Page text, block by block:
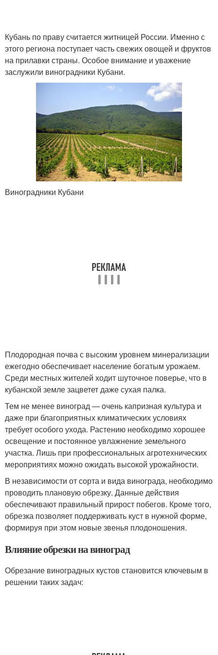
Кубань по праву считается житницей России. Именно с
этого региона поступает часть свежих овощей и фруктов
на прилавки страны. Особое внимание и уважение
заслужили виноградники Кубани.
Виноградники Кубани
Плодородная почва с высоким уровнем минерализации
ежегодно обеспечивает население богатым урожаем.
Среди местных жителей ходит шуточное поверье, что в
кубанской земле зацветет даже сухая палка.
Тем не менее виноград — очень капризная культура и
даже при благоприятных климатических условиях
требует особого ухода. Растению необходимо хорошее
освещение и постоянное увлажнение земельного
участка. Лишь при профессиональных агротехнических
мероприятиях можно ожидать высокой урожайности.
В независимости от сорта и вида винограда, необходимо
проводить плановую обрезку. Данные действия
обеспечивают правильный прирост побегов. Кроме того,
обрезка позволяет поддерживать куст в нужной форме,
формируя при этом новые звенья плодоношения.
Влияние обрезки на виноград
Обрезание виноградных кустов становится ключевым в
решении таких задач: